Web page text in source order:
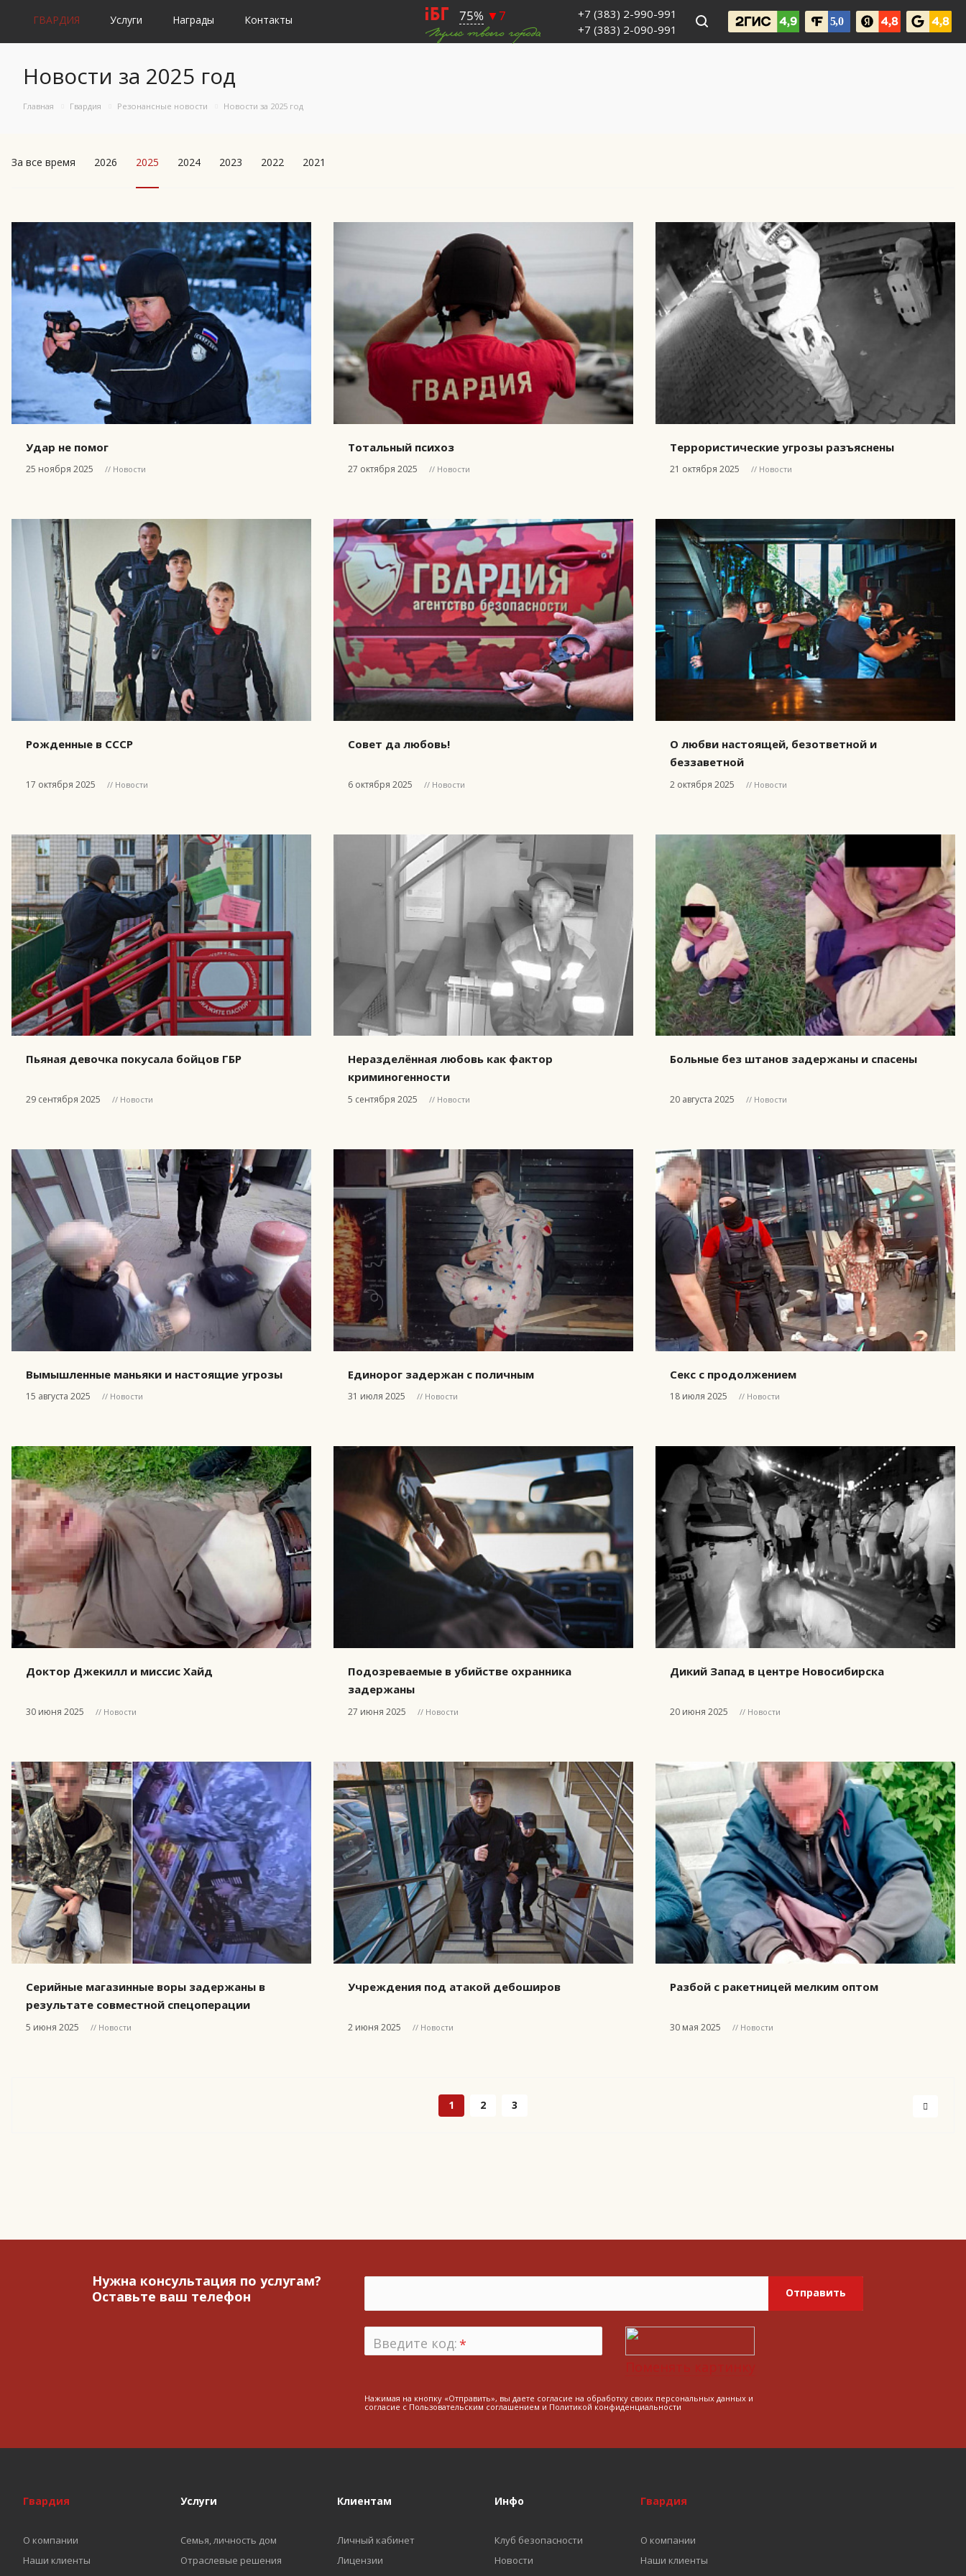
ГВАРДИЯ Услуги Награды Контакты
+7 (383) 2-990-991
+7 (383) 2-090-991
Новости за 2025 год
Главная Гвардия Резонансные новости Новости за 2025 год
За все время 2026 2025 2024 2023 2022 2021
Удар не помог
25 ноября 2025 // Новости
Тотальный психоз
27 октября 2025 // Новости
Террористические угрозы разъяснены
21 октября 2025 // Новости
Рожденные в СССР
17 октября 2025 // Новости
Совет да любовь!
6 октября 2025 // Новости
О любви настоящей, безответной и
беззаветной
2 октября 2025 // Новости
Пьяная девочка покусала бойцов ГБР
29 сентября 2025 // Новости
Неразделённая любовь как фактор
криминогенности
5 сентября 2025 // Новости
Больные без штанов задержаны и спасены
20 августа 2025 // Новости
Вымышленные маньяки и настоящие угрозы
15 августа 2025 // Новости
Единорог задержан с поличным
31 июля 2025 // Новости
Секс с продолжением
18 июля 2025 // Новости
Доктор Джекилл и миссис Хайд
30 июня 2025 // Новости
Подозреваемые в убийстве охранника
задержаны
27 июня 2025 // Новости
Дикий Запад в центре Новосибирска
20 июня 2025 // Новости
Серийные магазинные воры задержаны в
результате совместной спецоперации
5 июня 2025 // Новости
Учреждения под атакой дебоширов
2 июня 2025 // Новости
Разбой с ракетницей мелким оптом
30 мая 2025 // Новости
1 2 3
Нужна консультация по услугам?
Оставьте ваш телефон
Отправить
Введите код:*
Поменять картинку
Нажимая на кнопку «Отправить», вы даете согласие на обработку своих персональных данных и
согласие с Пользовательским соглашением и Политикой конфиденциальности
Гвардия
О компании
Наши клиенты
Услуги
Семья, личность дом
Отраслевые решения
Клиентам
Личный кабинет
Лицензии
Инфо
Клуб безопасности
Новости
Гвардия
О компании
Наши клиенты